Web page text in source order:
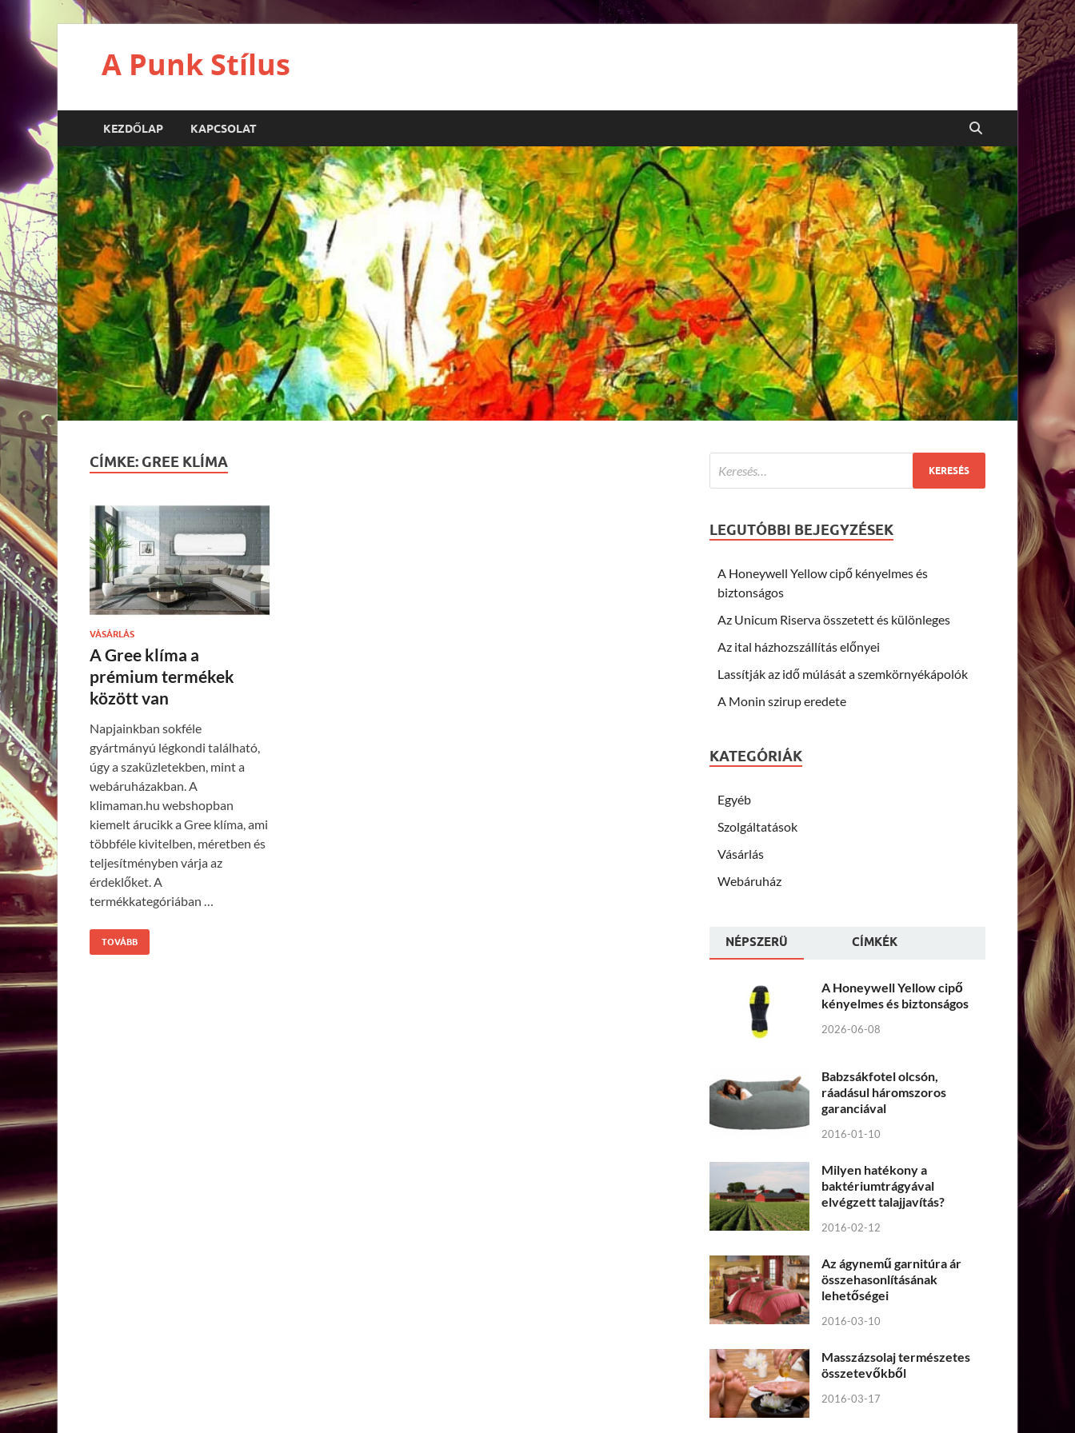
A Punk Stílus
KEZDŐLAP KAPCSOLAT
CÍMKE: GREE KLÍMA
VÁSÁRLÁS
A Gree klíma a
prémium termékek
között van
Napjainkban sokféle
gyártmányú légkondi található,
úgy a szaküzletekben, mint a
webáruházakban. A
klimaman.hu webshopban
kiemelt árucikk a Gree klíma, ami
többféle kivitelben, méretben és
teljesítményben várja az
érdeklőket. A
termékkategóriában …
TOVÁBB
LEGUTÓBBI BEJEGYZÉSEK
A Honeywell Yellow cipő kényelmes és
biztonságos
Az Unicum Riserva összetett és különleges
Az ital házhozszállítás előnyei
Lassítják az idő múlását a szemkörnyékápolók
A Monin szirup eredete
KATEGÓRIÁK
Egyéb
Szolgáltatások
Vásárlás
Webáruház
NÉPSZERÜ CÍMKÉK
A Honeywell Yellow cipő
kényelmes és biztonságos
2026-06-08
Babzsákfotel olcsón,
ráadásul háromszoros
garanciával
2016-01-10
Milyen hatékony a
baktériumtrágyával
elvégzett talajjavítás?
2016-02-12
Az ágynemű garnitúra ár
összehasonlításának
lehetőségei
2016-03-10
Masszázsolaj természetes
összetevőkből
2016-03-17